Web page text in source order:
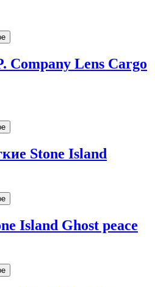
Company Lens Cargo
Stone Island
Island Ghost peace